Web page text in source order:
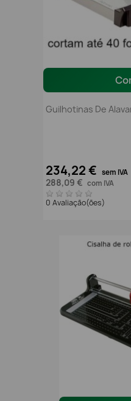
Guilhotinas De
234,22 € sem IVA
288,09 € com IVA
0 Avaliação(ões)